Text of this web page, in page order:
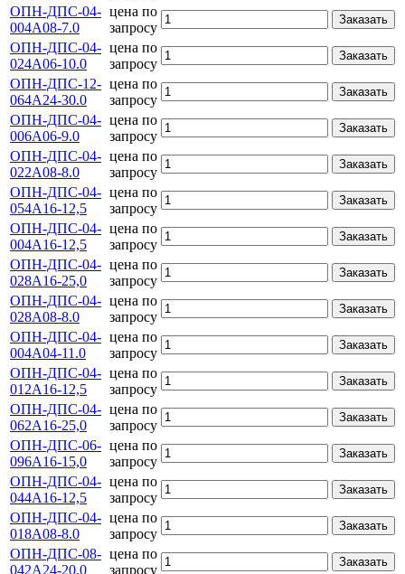
ОПН-ДПС-04-
004А08-7.0
цена по
запросу
Заказать
ОПН-ДПС-04-
024А06-10.0
цена по
запросу
Заказать
ОПН-ДПС-12-
064А24-30.0
цена по
запросу
Заказать
ОПН-ДПС-04-
006А06-9.0
цена по
запросу
Заказать
ОПН-ДПС-04-
022А08-8.0
цена по
запросу
Заказать
ОПН-ДПС-04-
054А16-12,5
цена по
запросу
Заказать
ОПН-ДПС-04-
004А16-12,5
цена по
запросу
Заказать
ОПН-ДПС-04-
028А16-25,0
цена по
запросу
Заказать
ОПН-ДПС-04-
028А08-8.0
цена по
запросу
Заказать
ОПН-ДПС-04-
004А04-11.0
цена по
запросу
Заказать
ОПН-ДПС-04-
012А16-12,5
цена по
запросу
Заказать
ОПН-ДПС-04-
062А16-25,0
цена по
запросу
Заказать
ОПН-ДПС-06-
096А16-15,0
цена по
запросу
Заказать
ОПН-ДПС-04-
044А16-12,5
цена по
запросу
Заказать
ОПН-ДПС-04-
018А08-8.0
цена по
запросу
Заказать
ОПН-ДПС-08-
042А24-20.0
цена по
запросу
Заказать